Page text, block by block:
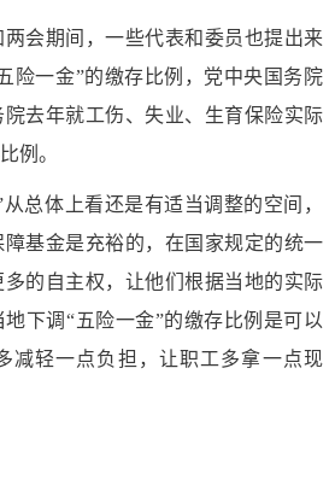
期间，一些代表和委员也提出来
险一金”的缴存比例，党中央国务院
去年就工伤、失业、生育保险实际
例。
体上看还是有适当调整的空间，
基金是充裕的，在国家规定的统一
的自主权，让他们根据当地的实际
下调“五险一金”的缴存比例是可以
减轻一点负担，让职工多拿一点现